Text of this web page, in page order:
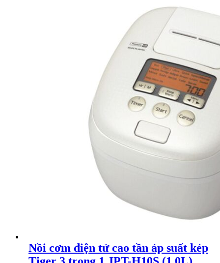
Nồi cơm điện tử cao tần áp suất kép